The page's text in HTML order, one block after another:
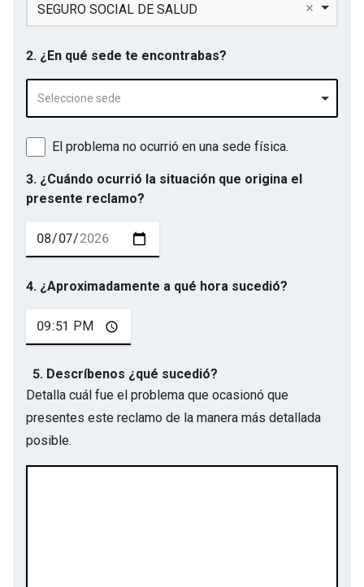
SEGURO SOCIAL DE SALUD
2. ¿En qué sede te encontrabas?
Seleccione sede
El problema no ocurrió en una sede física.
3. ¿Cuándo ocurrió la situación que origina el
presente reclamo?
4. ¿Aproximadamente a qué hora sucedió?
5. Descríbenos ¿qué sucedió?
Detalla cuál fue el problema que ocasionó que
presentes este reclamo de la manera más detallada
posible.